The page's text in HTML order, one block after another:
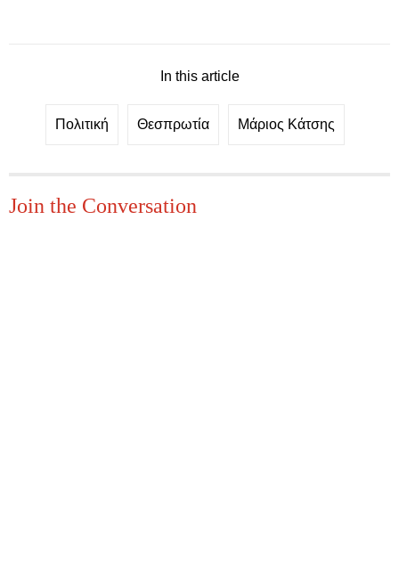
In this article
Πολιτική Θεσπρωτία Μάριος Κάτσης
Join the Conversation